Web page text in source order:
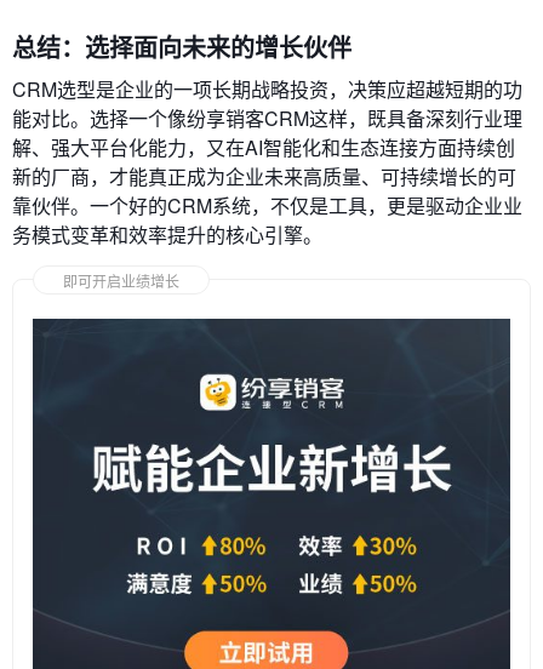
总结：选择面向未来的增长伙伴
CRM选型是企业的一项长期战略投资，决策应超越短期的功
能对比。选择一个像纷享销客CRM这样，既具备深刻行业理
解、强大平台化能力，又在AI智能化和生态连接方面持续创
新的厂商，才能真正成为企业未来高质量、可持续增长的可
靠伙伴。一个好的CRM系统，不仅是工具，更是驱动企业业
务模式变革和效率提升的核心引擎。
即可开启业绩增长